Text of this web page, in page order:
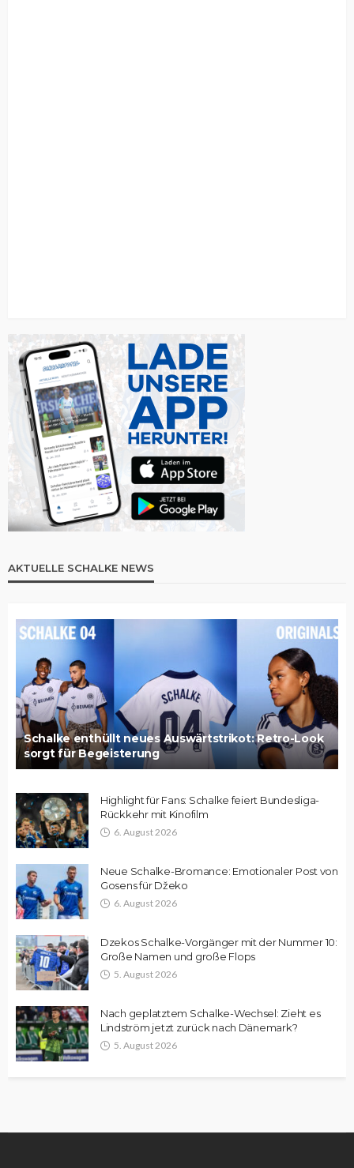
AKTUELLE SCHALKE NEWS
Schalke enthüllt neues Auswärtstrikot: Retro-Look
sorgt für Begeisterung
Highlight für Fans: Schalke feiert Bundesliga-
Rückkehr mit Kinofilm
6. August 2026
Neue Schalke-Bromance: Emotionaler Post von
Gosens für Džeko
6. August 2026
Dzekos Schalke-Vorgänger mit der Nummer 10:
Große Namen und große Flops
5. August 2026
Nach geplatztem Schalke-Wechsel: Zieht es
Lindström jetzt zurück nach Dänemark?
5. August 2026